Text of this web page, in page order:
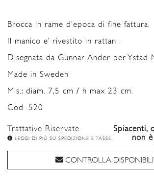
Brocca in rame d’epoca di fine fattura.
Il manico e’ rivestito in rattan .
Disegnata da Gunnar Ander per Ystad
Made in Sweden
Mis.: diam. 7,5 cm / h max 23 cm.
Cod .520
Trattative Riservate
LEGGI DI PIÙ SU SPEDIZIONE E TASSE.
Spiacenti,
non
CONTROLLA